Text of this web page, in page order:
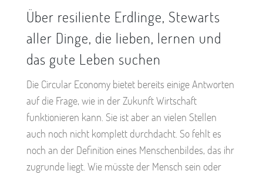
Über resiliente Erdlinge, Stewarts
aller Dinge, die lieben, lernen und
das gute Leben suchen
Die Circular Economy bietet bereits einige Antworten
auf die Frage, wie in der Zukunft Wirtschaft
funktionieren kann. Sie ist aber an vielen Stellen
auch noch nicht komplett durchdacht. So fehlt es
noch an der Definition eines Menschenbildes, das ihr
zugrunde liegt. Wie müsste der Mensch sein oder